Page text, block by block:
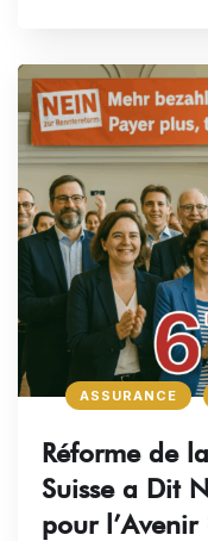
ASSURANCE
Réforme de
Suisse a Dit
pour l’Avenir